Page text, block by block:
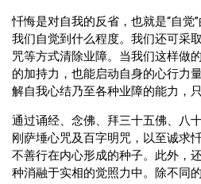
忏悔是对自我的反省，也就是“自觉
我们自觉到什么程度。我们还可采
咒等方式清除业障。当我们这样做
的加持力，也能启动自身的心行力
解自我心结乃至各种业障的能力，
通过诵经、念佛、拜三十五佛、八
刚萨埵心咒及百字明咒，以至诚求
不善行在内心形成的种子。此外，
种消融于实相的觉照力中。除不同